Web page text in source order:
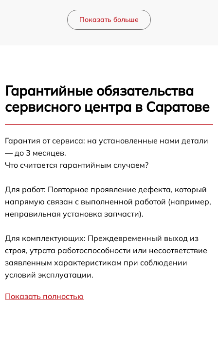
Показать больше
Гарантийные обязательства
сервисного центра в Саратове
Гарантия от сервиса: на установленные нами детали
— до 3 месяцев.
Что считается гарантийным случаем?
Для работ: Повторное проявление дефекта, который
напрямую связан с выполненной работой (например,
неправильная установка запчасти).
Для комплектующих: Преждевременный выход из
строя, утрата работоспособности или несоответствие
заявленным характеристикам при соблюдении
условий эксплуатации.
Показать полностью